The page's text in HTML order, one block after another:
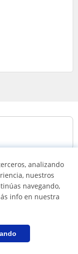
python en
python en
python en
analizando
nuestros
navegando,
info en nuestra